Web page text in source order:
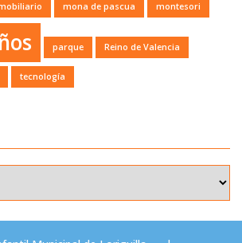
mona de pascua montesori
parque Reino de Valencia
tecnología